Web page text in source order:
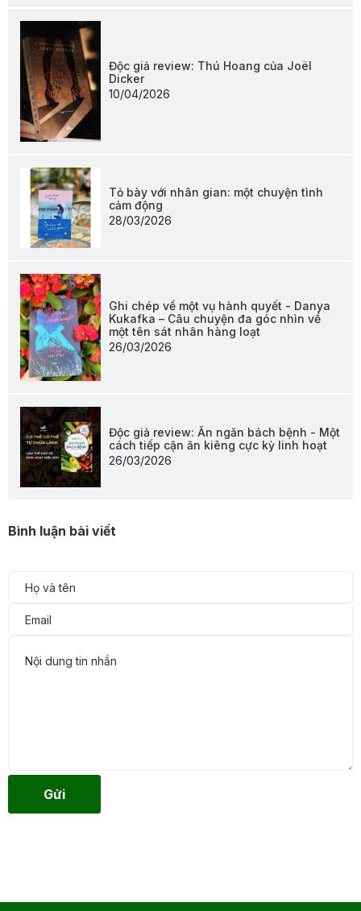
Độc giả review: Thú Hoang của Joël
Dicker
10/04/2026
Tỏ bày với nhân gian: một chuyện tình
cảm động
28/03/2026
Ghi chép về một vụ hành quyết - Danya
Kukafka – Câu chuyện đa góc nhìn về
một tên sát nhân hàng loạt
26/03/2026
Độc giả review: Ăn ngăn bách bệnh - Một
cách tiếp cận ăn kiêng cực kỳ linh hoạt
26/03/2026
Bình luận bài viết
Gửi